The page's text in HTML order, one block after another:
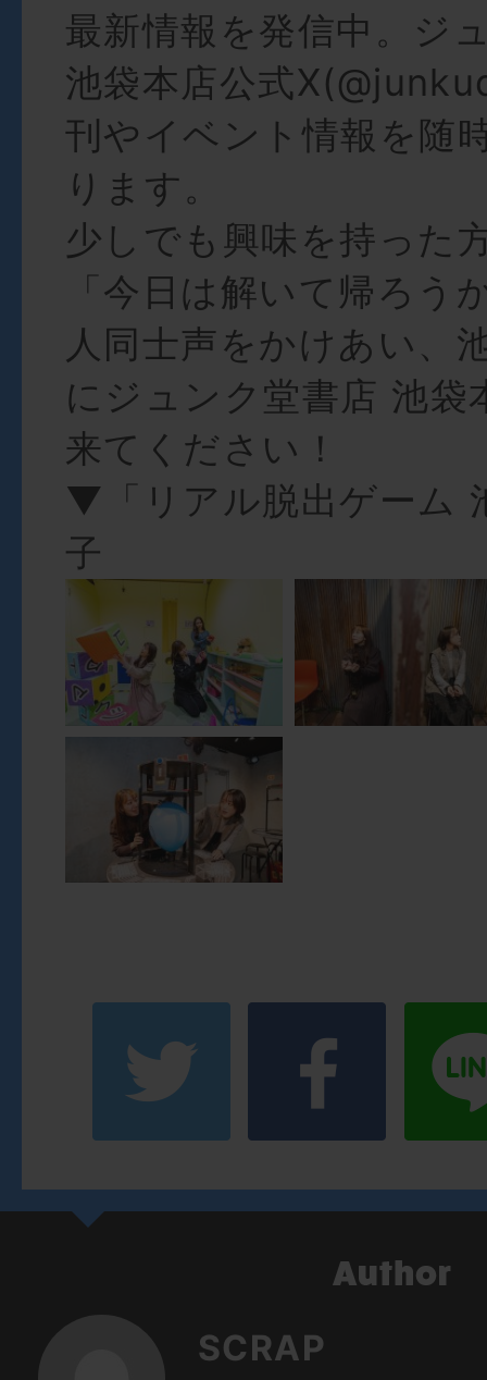
最新情報を発信中。ジ
池袋本店公式
刊やイベント情報を随
ります。
少しでも興味を持った
「今日は解いて帰ろう
人同士声をかけあい、
にジュンク堂書店 池袋
来てください！
▼「リアル脱出ゲーム
子
SCRAP